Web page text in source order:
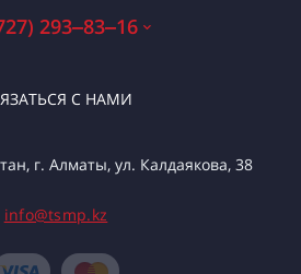
293‒83‒16
С НАМИ
г. Алматы, ул. Калдаякова, 38
info@tsmp.kz